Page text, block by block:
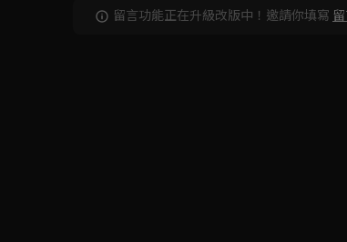
留言功能正在升級改版中！邀請你填寫